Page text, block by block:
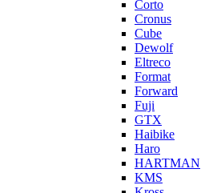
Corto
Cronus
Cube
Dewolf
Eltreco
Format
Forward
Fuji
GTX
Haibike
Haro
HARTMAN
KMS